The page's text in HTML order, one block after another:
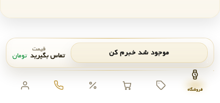
موجود شد خبرم کن قیمت
تماس بگیرید تومان
اعلان موجودی بستن
فروشگاه